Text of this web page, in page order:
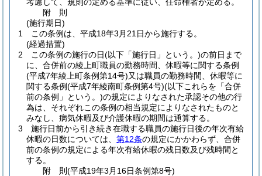
附 則
(施行期日)
1
この条例は、平成18年3月21日から施行する。
(経過措置)
2
この条例の施行の日(以下「施行日」という。)の前日まで
に、合併前の綾上町職員の勤務時間、休暇等に関する条例
(平成7年綾上町条例第14号)又は職員の勤務時間、休暇等に
関する条例(平成7年綾南町条例第4号)(以下これらを「合併
前の条例」という。)の規定によりなされた承認その他の行
為は、それぞれこの条例の相当規定によりなされたものと
みなし、病気休暇及び介護休暇の期間は通算する。
3
施行日前から引き続き在職する職員の施行日後の年次有給
休暇の日数については、 第12条の規定にかかわらず、合併
前の条例の規定による年次有給休暇の残日数及び残時間と
する。
附 則(平成19年3月16日条例第8号)